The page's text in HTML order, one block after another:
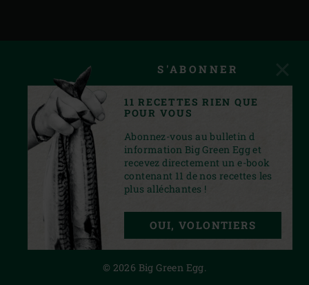
PRIVACY STATEMENT
© 2026 Big Green Egg.
S'ABONNER
11 RECETTES RIEN QUE
POUR VOUS
Abonnez-vous au bulletin d
information Big Green Egg et
recevez directement un e-book
contenant 11 de nos recettes les
plus alléchantes !
OUI, VOLONTIERS